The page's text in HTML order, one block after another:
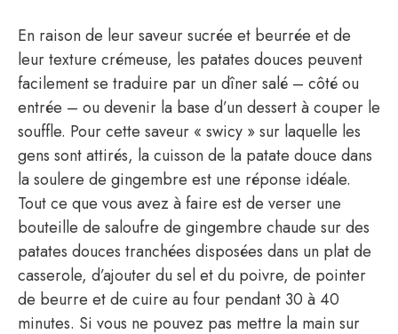
En raison de leur saveur sucrée et beurrée et de
leur texture crémeuse, les patates douces peuvent
facilement se traduire par un dîner salé – côté ou
entrée – ou devenir la base d’un dessert à couper le
souffle. Pour cette saveur « swicy » sur laquelle les
gens sont attirés, la cuisson de la patate douce dans
la soulere de gingembre est une réponse idéale.
Tout ce que vous avez à faire est de verser une
bouteille de saloufre de gingembre chaude sur des
patates douces tranchées disposées dans un plat de
casserole, d’ajouter du sel et du poivre, de pointer
de beurre et de cuire au four pendant 30 à 40
minutes. Si vous ne pouvez pas mettre la main sur